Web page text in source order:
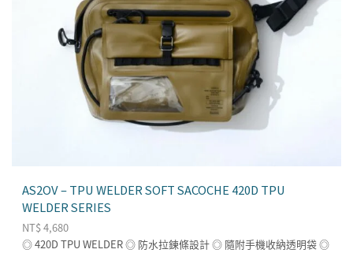
AS2OV – TPU WELDER SOFT SACOCHE 420D TPU
WELDER SERIES
NT$4,680
◎ 420D TPU WELDER ◎ 防水拉鍊條設計 ◎ 隨附手機收納透明袋 ◎